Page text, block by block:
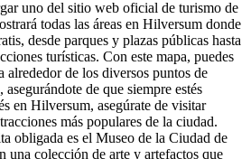
uno del sitio web oficial de turismo de
todas las áreas en Hilversum donde
desde parques y plazas públicas hasta
turísticas. Con este mapa, puedes
de los diversos puntos de
de que siempre estés
en Hilversum, asegúrate de visitar
más populares de la ciudad.
obligada es el Museo de la Ciudad de
una colección de arte y artefactos que